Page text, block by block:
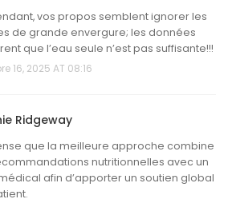
vos propos semblent ignorer les
de grande envergure; les données
que l’eau seule n’est pas suffisante!!!
16, 2025 AT 08:16
Ridgeway
que la meilleure approche combine
nutritionnelles avec un
afin d’apporter un soutien global